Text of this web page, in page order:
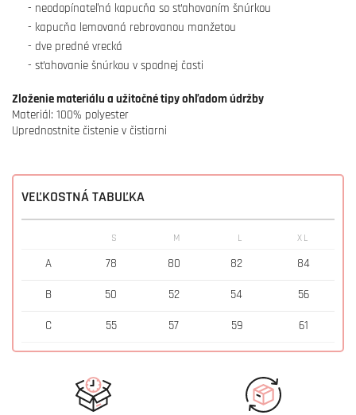
VEĽKOSTNÁ TABUĽKA
S M L XL
A 78 80 82 84
B 50 52 54 56
C 55 57 59 61
- neodopínateľná kapucňa so sťahovaním šnúrkou
- kapucňa lemovaná rebrovanou manžetou
- dve predné vrecká
- sťahovanie šnúrkou v spodnej časti
Zloženie materiálu a užitočné tipy ohľadom údržby
Materiál: 100% polyester
Uprednostnite čistenie v čistiarni